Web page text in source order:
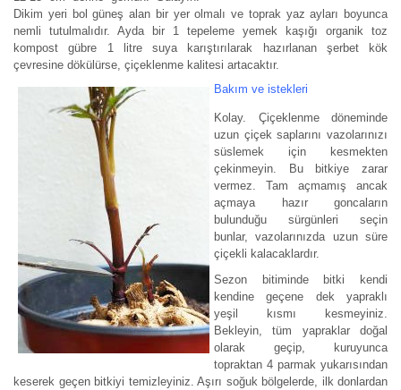
Dikim yeri bol güneş alan bir yer olmalı ve toprak yaz ayları boyunca
nemli tutulmalıdır. Ayda bir 1 tepeleme yemek kaşığı organik toz
kompost gübre 1 litre suya karıştırılarak hazırlanan şerbet kök
çevresine dökülürse, çiçeklenme kalitesi artacaktır.
Bakım ve istekleri
Kolay. Çiçeklenme döneminde
uzun çiçek saplarını vazolarınızı
süslemek için kesmekten
çekinmeyin. Bu bitkiye zarar
vermez. Tam açmamış ancak
açmaya hazır goncaların
bulunduğu sürgünleri seçin
bunlar, vazolarınızda uzun süre
çiçekli kalacaklardır.
Sezon bitiminde bitki kendi
kendine geçene dek yapraklı
yeşil kısmı kesmeyiniz.
Bekleyin, tüm yapraklar doğal
olarak geçip, kuruyunca
topraktan 4 parmak yukarısından
keserek geçen bitkiyi temizleyiniz. Aşırı soğuk bölgelerde, ilk donlardan